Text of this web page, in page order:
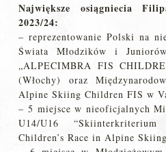
Największe osiągniecia
2023/24:
– reprezentowanie Polski na
Świata Młodzików i
„ALPECIMBRA FIS
(Włochy) oraz
Alpine Skiing Children FIS w
– 5 miejsce w nieoficjalnych
U14/U16
Children’s Race in Alpine